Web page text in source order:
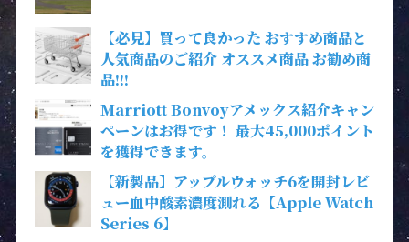
【必見】買って良かった おすすめ商品と
人気商品のご紹介 オススメ商品 お勧め商
品!!!
Marriott Bonvoyアメックス紹介キャン
ペーンはお得です！ 最大45,000ポイント
を獲得できます。
【新製品】アップルウォッチ6を開封レビ
ュー血中酸素濃度測れる【Apple Watch
Series 6】